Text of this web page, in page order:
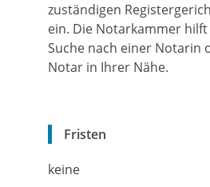
zuständigen
ein. Die Notarkammer hilft
Suche nach einer Notarin
Notar in Ihrer Nähe.
Fristen
keine